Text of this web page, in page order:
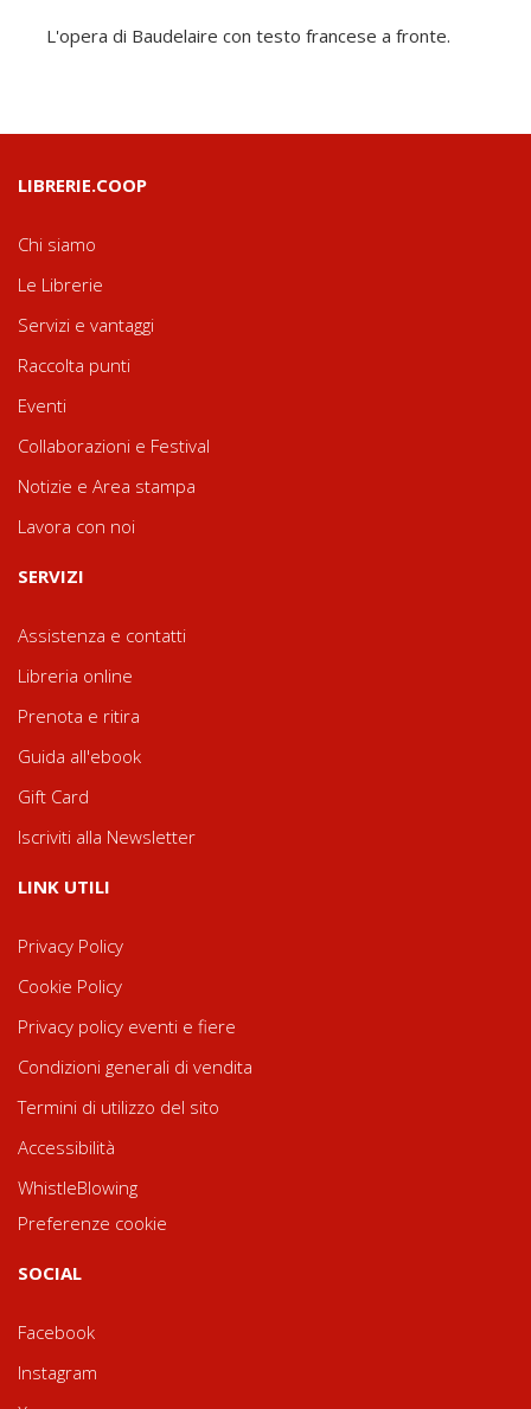
L'opera di Baudelaire con testo francese a fronte.
LIBRERIE.COOP
Chi siamo
Le Librerie
Servizi e vantaggi
Raccolta punti
Eventi
Collaborazioni e Festival
Notizie e Area stampa
Lavora con noi
SERVIZI
Assistenza e contatti
Libreria online
Prenota e ritira
Guida all'ebook
Gift Card
Iscriviti alla Newsletter
LINK UTILI
Privacy Policy
Cookie Policy
Privacy policy eventi e fiere
Condizioni generali di vendita
Termini di utilizzo del sito
Accessibilità
WhistleBlowing
Preferenze cookie
SOCIAL
Facebook
Instagram